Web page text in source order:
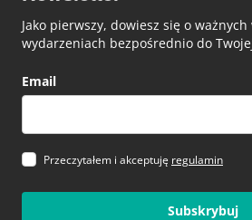
Jako pierwszy, dowiesz się o
wydarzeniach bezpośrednio do
Email
Przeczytałem i akceptuję regulamin
Subskrybuj